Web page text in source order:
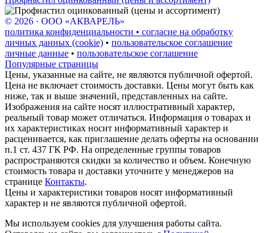
© 2026 · ООО «АКВАРЕЛЬ»
политика конфиденциальности • согласие на обработку
личных данных (cookie) • пользовательское соглашение
личные данные • пользовательское соглашение
Популярные страницы
Цены, указанные на сайте, не являются публичной офертой.
Цена не включает стоимость доставки. Цены могут быть как
ниже, так и выше значений, представленных на сайте.
Изображения на сайте носят иллюстративный характер,
реальный товар может отличаться. Информация о товарах и
их характеристиках носит информативный характер и
расценивается, как приглашение делать оферты на основании
п.1 ст. 437 ГК РФ. На определенные группы товаров
распространяются скидки за количество и объем. Конечную
стоимость товара и доставки уточните у менеджеров на
странице Контакты.
Цены и характеристики товаров носят информативный
характер и не являются публичной офертой.
Мы используем cookies для улучшения работы сайта.